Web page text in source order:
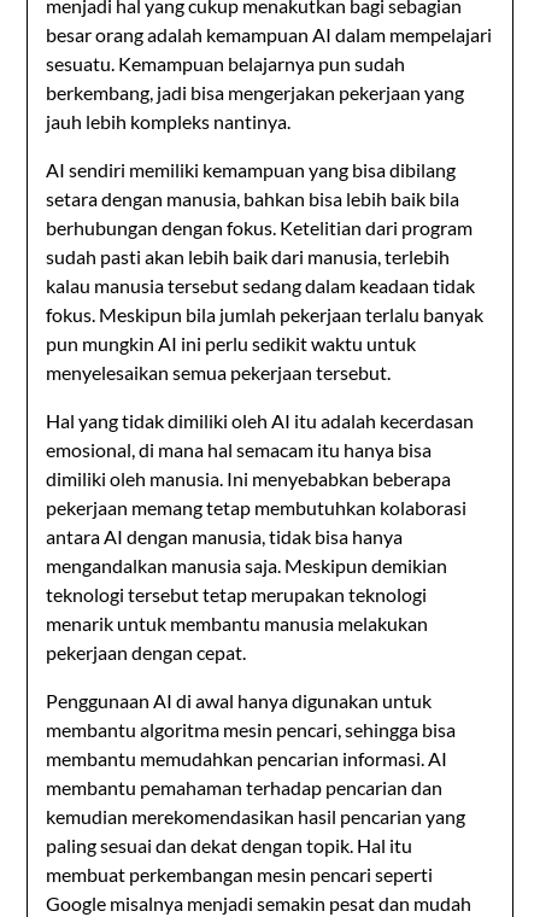
menjadi hal yang cukup menakutkan bagi sebagian
besar orang adalah kemampuan AI dalam mempelajari
sesuatu. Kemampuan belajarnya pun sudah
berkembang, jadi bisa mengerjakan pekerjaan yang
jauh lebih kompleks nantinya.
AI sendiri memiliki kemampuan yang bisa dibilang
setara dengan manusia, bahkan bisa lebih baik bila
berhubungan dengan fokus. Ketelitian dari program
sudah pasti akan lebih baik dari manusia, terlebih
kalau manusia tersebut sedang dalam keadaan tidak
fokus. Meskipun bila jumlah pekerjaan terlalu banyak
pun mungkin AI ini perlu sedikit waktu untuk
menyelesaikan semua pekerjaan tersebut.
Hal yang tidak dimiliki oleh AI itu adalah kecerdasan
emosional, di mana hal semacam itu hanya bisa
dimiliki oleh manusia. Ini menyebabkan beberapa
pekerjaan memang tetap membutuhkan kolaborasi
antara AI dengan manusia, tidak bisa hanya
mengandalkan manusia saja. Meskipun demikian
teknologi tersebut tetap merupakan teknologi
menarik untuk membantu manusia melakukan
pekerjaan dengan cepat.
Penggunaan AI di awal hanya digunakan untuk
membantu algoritma mesin pencari, sehingga bisa
membantu memudahkan pencarian informasi. AI
membantu pemahaman terhadap pencarian dan
kemudian merekomendasikan hasil pencarian yang
paling sesuai dan dekat dengan topik. Hal itu
membuat perkembangan mesin pencari seperti
Google misalnya menjadi semakin pesat dan mudah